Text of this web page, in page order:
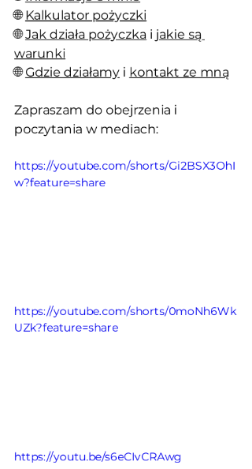
🌐 Kalkulator pożyczki
🌐 Jak działa pożyczka i jakie są
warunki
🌐 Gdzie działamy i kontakt ze mną
Zapraszam do obejrzenia i
poczytania w mediach:
https://youtube.com/shorts/Gi2BSX3OhI
w?feature=share
https://youtube.com/shorts/0moNh6Wk
UZk?feature=share
https://youtu.be/s6eCIvCRAwg